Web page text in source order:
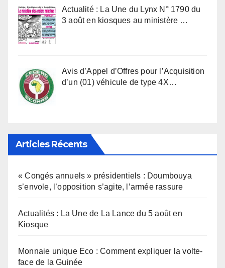
Actualité : La Une du Lynx N° 1790 du
3 août en kiosques au ministère …
Avis d’Appel d’Offres pour l’Acquisition
d’un (01) véhicule de type 4X…
Articles Récents
« Congés annuels » présidentiels : Doumbouya
s’envole, l’opposition s’agite, l’armée rassure
Actualités : La Une de La Lance du 5 août en
Kiosque
Monnaie unique Eco : Comment expliquer la volte-
face de la Guinée